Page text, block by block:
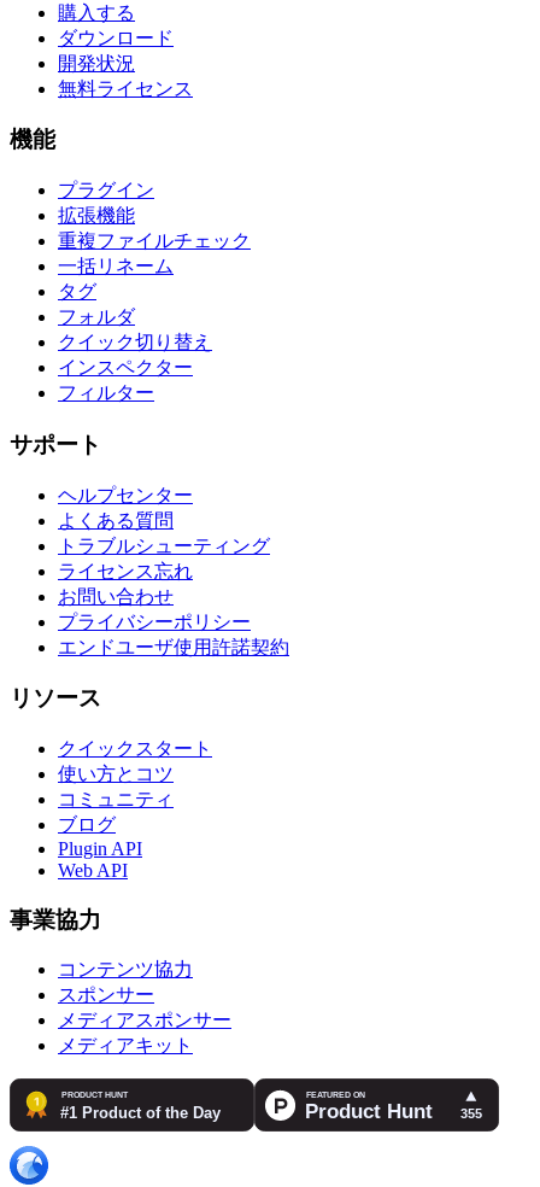
購入する
ダウンロード
開発状況
無料ライセンス
機能
プラグイン
拡張機能
重複ファイルチェック
一括リネーム
タグ
フォルダ
クイック切り替え
インスペクター
フィルター
サポート
ヘルプセンター
よくある質問
トラブルシューティング
ライセンス忘れ
お問い合わせ
プライバシーポリシー
エンドユーザ使用許諾契約
リソース
クイックスタート
使い方とコツ
コミュニティ
ブログ
Plugin API
Web API
事業協力
コンテンツ協力
スポンサー
メディアスポンサー
メディアキット